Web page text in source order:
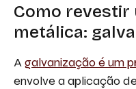
Como
metálica:
Agalvanização é um
envolve a aplicação